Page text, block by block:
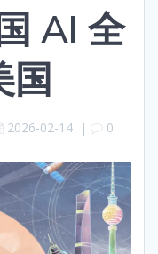
AI 全
国
2026-02-14 | 0